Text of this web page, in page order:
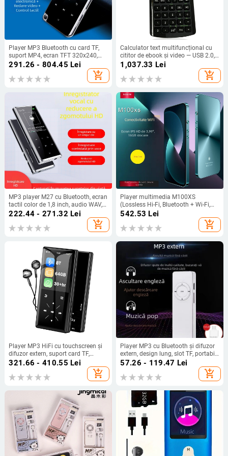
Player MP3 Bluetooth cu card TF,
suport MP4, ecran TFT 320x240,
formate
MP3/WMA/WAV/PCM/AAC, radio
FM și înregistrare
291.26 - 804.45 Lei
add_shopping_cart
Calculator text multifuncțional cu
cititor de ebook și video — USB 2.0,
card TF, display 480x360, baterie
900
1,037.33 Lei
add_shopping_cart
MP3 player M27 cu Bluetooth, ecran
tactil color de 1,8 inch, audio WAV,
video AVI/AMV, redare de 8 ore
222.44 - 271.32 Lei
add_shopping_cart
Player multimedia M100XS
(Lossless Hi-Fi, Bluetooth + Wi-Fi,
ecran tactil HD 480x1120, USB 3.0)
542.53 Lei
add_shopping_cart
Player MP3 HiFi cu touchscreen și
difuzor extern, suport card TF,
Bluetooth, radio FM, redare video și
321.66 - 410.55 Lei
add_shopping_cart
Player MP3 cu Bluetooth și difuzor
extern, design lung, slot TF, portabil
pentru elevi și sportivi
57.26 - 119.47 Lei
add_shopping_cart